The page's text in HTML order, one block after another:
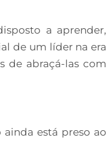
a aprender,
de um líder na era
de abraçá-las com
está preso ao